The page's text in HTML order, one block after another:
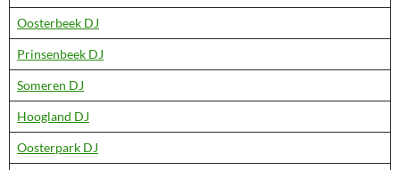
Oosterbeek DJ
Prinsenbeek DJ
Someren DJ
Hoogland DJ
Oosterpark DJ